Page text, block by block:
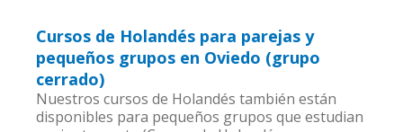
Cursos de Holandés para parejas y
pequeños grupos en Oviedo (grupo
cerrado)
Nuestros cursos de Holandés también están
disponibles para pequeños grupos que estudian